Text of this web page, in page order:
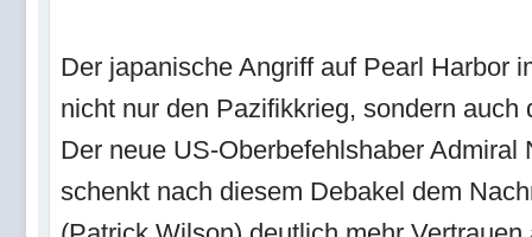
Der japanische Angriff auf Pearl Harbor
nicht nur den Pazifikkrieg, sondern
Der neue US-Oberbefehlshaber Admiral
schenkt nach diesem Debakel dem